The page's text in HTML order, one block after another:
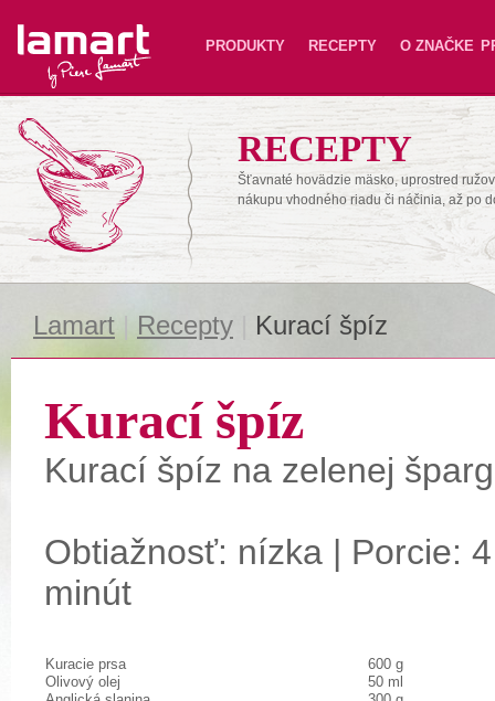
Lamart PRODUKTY RECEPTY O ZNAČKE
RECEPTY
Šťavnaté hovädzie mäsko, uprostred
nákupu vhodného riadu či náčinia, až po
Lamart Recepty Kurací špíz
Kurací špíz
Kurací špíz na zelenej
Obtiažnosť: nízka | Porcie:
minút
Kuracie prsa
600 g
Olivový olej
50 ml